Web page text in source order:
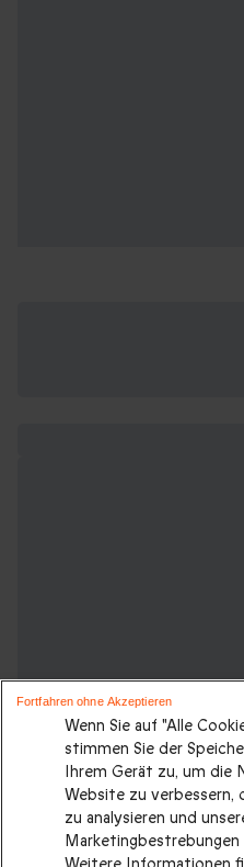
Suchen Sie ein
Schauen Sie sich
Wenn Sie auf "Alle
stimmen Sie der
Ihrem Gerät zu, um die
Website zu
zu analysieren und
Fortfahren ohne Akzeptieren